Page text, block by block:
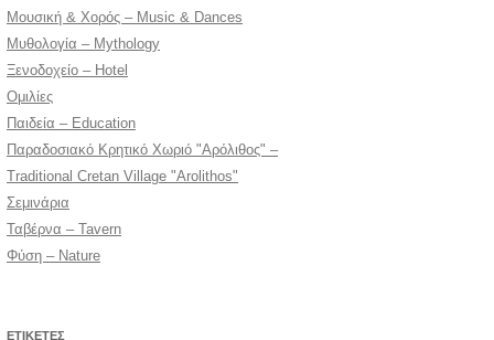
Μουσική & Χορός – Music & Dances
Μυθολογία – Mythology
Ξενοδοχείο – Hotel
Ομιλίες
Παιδεία – Education
Παραδοσιακό Κρητικό Χωριό "Αρόλιθος" –
Traditional Cretan Village "Arolithos"
Σεμινάρια
Ταβέρνα – Tavern
Φύση – Nature
ΕΤΙΚΈΤΕΣ